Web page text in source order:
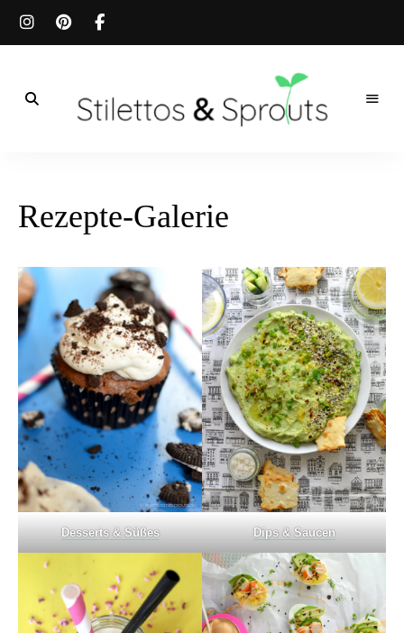
&
Sprouts
&
schnelle
Rezepte
Rezepte-Galerie
Desserts & Süßes Dips & Saucen